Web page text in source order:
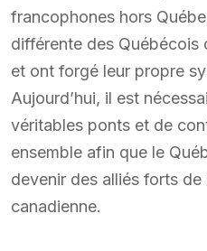
francophones hors
différente des Québécois
et ont forgé leur propre
Aujourd’hui, il est
véritables ponts et de
ensemble afin que le
devenir des alliés forts
canadienne.